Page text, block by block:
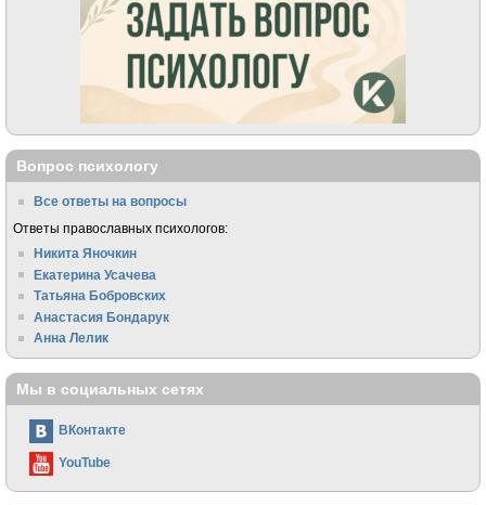
Вопрос психологу
Все ответы на вопросы
Ответы православных психологов:
Никита Яночкин
Екатерина Усачева
Татьяна Бобровских
Анастасия Бондарук
Анна Лелик
Мы в социальных сетях
ВКонтакте
YouTube